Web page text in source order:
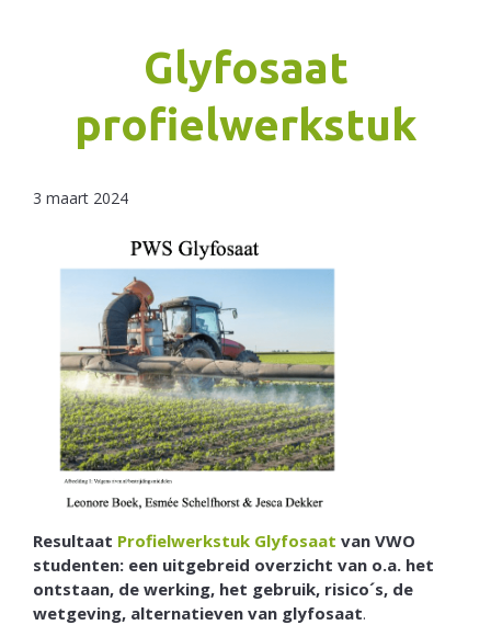
Glyfosaat
profielwerkstuk
3 maart 2024
Resultaat Profielwerkstuk Glyfosaat van VWO
studenten: een uitgebreid overzicht van o.a. het
ontstaan, de werking, het gebruik, risico´s, de
wetgeving, alternatieven van glyfosaat.